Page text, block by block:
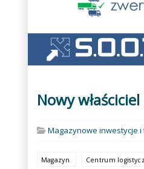
Nowy
Magazynowe inwestycje i
Magazyn Centrum